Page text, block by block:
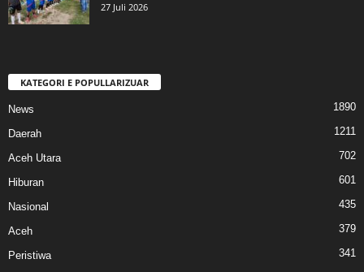
27 Juli 2026
KATEGORI E POPULLARIZUAR
News 1890
Daerah 1211
Aceh Utara 702
Hiburan 601
Nasional 435
Aceh 379
Peristiwa 341